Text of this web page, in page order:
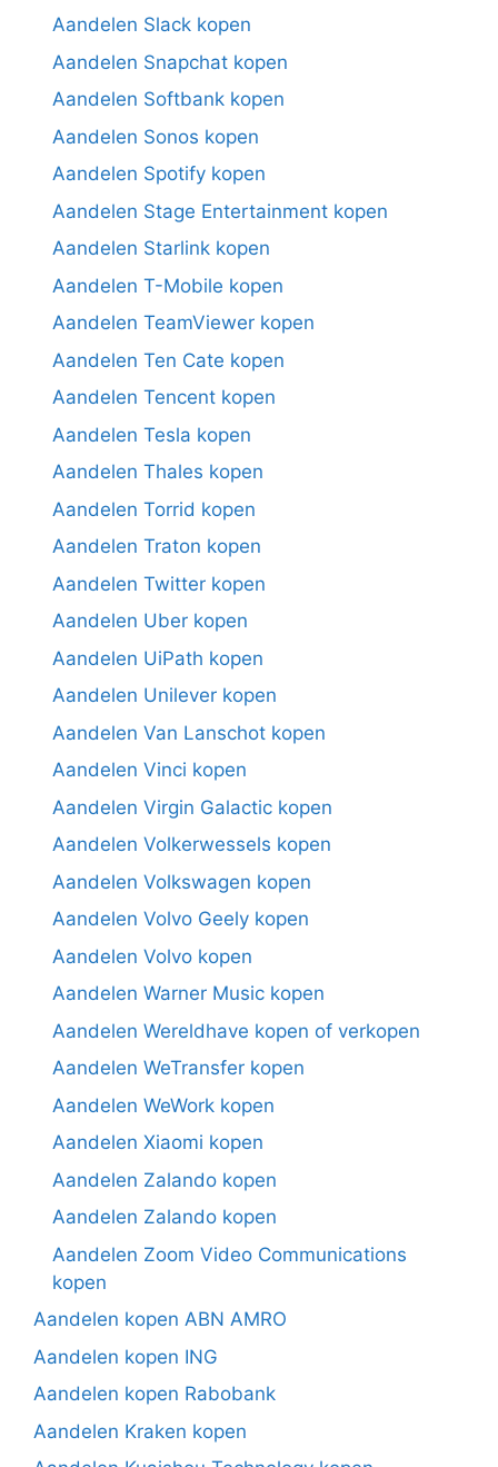
Aandelen Slack kopen
Aandelen Snapchat kopen
Aandelen Softbank kopen
Aandelen Sonos kopen
Aandelen Spotify kopen
Aandelen Stage Entertainment kopen
Aandelen Starlink kopen
Aandelen T-Mobile kopen
Aandelen TeamViewer kopen
Aandelen Ten Cate kopen
Aandelen Tencent kopen
Aandelen Tesla kopen
Aandelen Thales kopen
Aandelen Torrid kopen
Aandelen Traton kopen
Aandelen Twitter kopen
Aandelen Uber kopen
Aandelen UiPath kopen
Aandelen Unilever kopen
Aandelen Van Lanschot kopen
Aandelen Vinci kopen
Aandelen Virgin Galactic kopen
Aandelen Volkerwessels kopen
Aandelen Volkswagen kopen
Aandelen Volvo Geely kopen
Aandelen Volvo kopen
Aandelen Warner Music kopen
Aandelen Wereldhave kopen of verkopen
Aandelen WeTransfer kopen
Aandelen WeWork kopen
Aandelen Xiaomi kopen
Aandelen Zalando kopen
Aandelen Zalando kopen
Aandelen Zoom Video Communications
kopen
Aandelen kopen ABN AMRO
Aandelen kopen ING
Aandelen kopen Rabobank
Aandelen Kraken kopen